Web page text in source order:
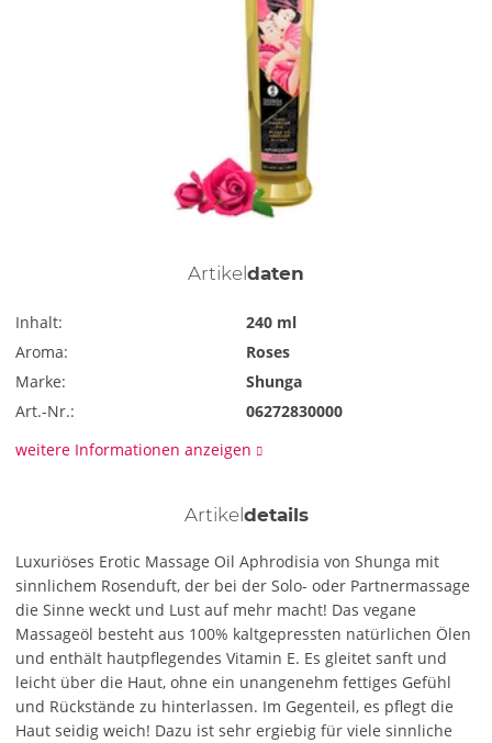
Artikel daten
Inhalt:
240 ml
Aroma:
Roses
Marke:
Shunga
Art.-Nr.:
06272830000
weitere Informationen anzeigen
Artikel details
Luxuriöses Erotic Massage Oil Aphrodisia von Shunga mit
sinnlichem Rosenduft, der bei der Solo- oder Partnermassage
die Sinne weckt und Lust auf mehr macht! Das vegane
Massageöl besteht aus 100% kaltgepressten natürlichen Ölen
und enthält hautpflegendes Vitamin E. Es gleitet sanft und
leicht über die Haut, ohne ein unangenehm fettiges Gefühl
und Rückstände zu hinterlassen. Im Gegenteil, es pflegt die
Haut seidig weich! Dazu ist sehr ergiebig für viele sinnliche